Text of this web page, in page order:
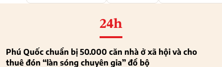
24h
Phú Quốc chuẩn bị 50.000 căn nhà ở xã hội và cho
thuê đón “làn sóng chuyên gia” đổ bộ